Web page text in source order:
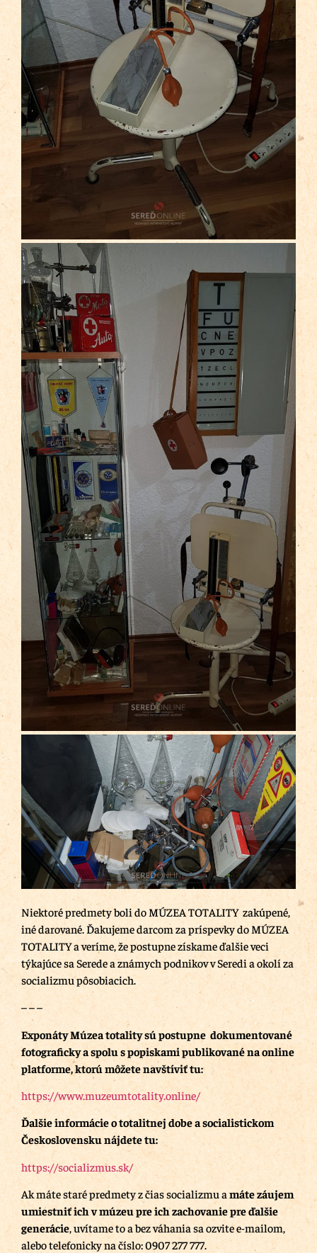
Niektoré predmety boli do MÚZEA TOTALITY zakúpené,
iné darované. Ďakujeme darcom za príspevky do MÚZEA
TOTALITY a veríme, že postupne získame ďalšie veci
týkajúce sa Serede a známych podnikov v Seredi a okolí za
socializmu pôsobiacich.
– – –
Exponáty Múzea totality sú postupne dokumentované
fotograficky a spolu s popiskami publikované na online
platforme, ktorú môžete navštíviť tu:
https://www.muzeumtotality.online/
Ďalšie informácie o totalitnej dobe a socialistickom
Československu nájdete tu:
https://socializmus.sk/
Ak máte staré predmety z čias socializmu a máte záujem
umiestniť ich v múzeu pre ich zachovanie pre ďalšie
generácie, uvítame to a bez váhania sa ozvite e-mailom,
alebo telefonicky na číslo: 0907 277 777.